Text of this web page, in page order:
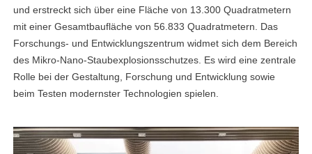
und erstreckt sich über eine Fläche von 13.300 Quadratmetern
mit einer Gesamtbaufläche von 56.833 Quadratmetern. Das
Forschungs- und Entwicklungszentrum widmet sich dem Bereich
des Mikro-Nano-Staubexplosionsschutzes. Es wird eine zentrale
Rolle bei der Gestaltung, Forschung und Entwicklung sowie
beim Testen modernster Technologien spielen.